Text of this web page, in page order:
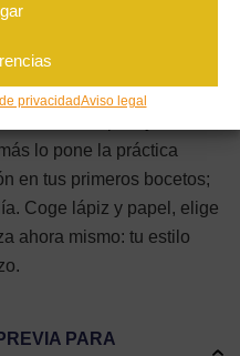
privacidadAviso legal
de lo que parece:
rostro, dedica tiempo a
lo pone la práctica
en tus primeros bocetos;
Coge lápiz y papel, elige
ahora mismo: tu estilo
PARA